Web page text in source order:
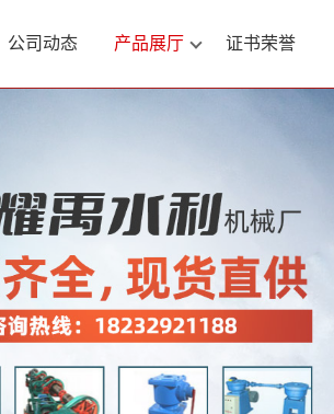
公司动态 产品展厅 证书荣誉